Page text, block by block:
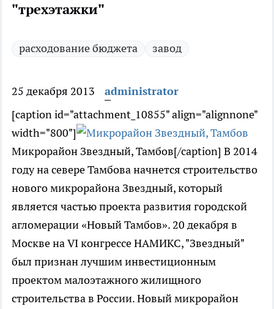
"трехэтажки"
расходование бюджета завод
25 декабря 2013
administrator
[caption id="attachment_10855" align="alignnone"
width="800"]
Микрорайон Звездный, Тамбов[/caption] В 2014
году на севере Тамбова начнется строительство
нового микрорайона Звездный, который
является частью проекта развития городской
агломерации «Новый Тамбов». 20 декабря в
Москве на VI конгрессе НАМИКС, "Звездный"
был признан лучшим инвестиционным
проектом малоэтажного жилищного
строительства в России. Новый микрорайон